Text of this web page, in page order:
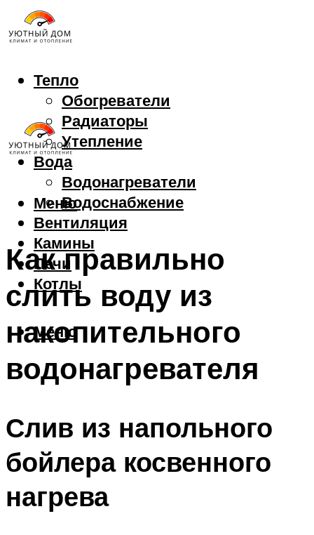
Тепло
Обогреватели
Радиаторы
Утепление
Вода
Водонагреватели
Водоснабжение
Вентиляция
Камины
Печи
Котлы
Меню
Меню
Как правильно
слить воду из
накопительного
водонагревателя
Слив из напольного
бойлера косвенного
нагрева